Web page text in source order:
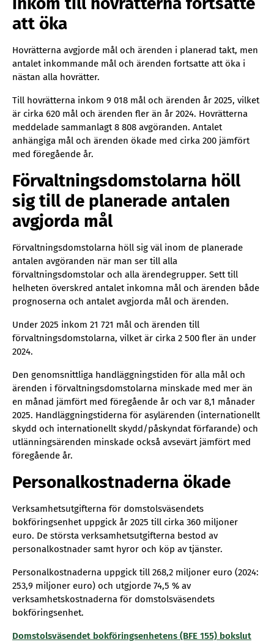
att öka
Hovrätterna avgjorde mål och ärenden i planerad takt, men
antalet inkommande mål och ärenden fortsatte att öka i
nästan alla hovrätter.
Till hovrätterna inkom 9 018 mål och ärenden år 2025, vilket
är cirka 620 mål och ärenden fler än år 2024. Hovrätterna
meddelade sammanlagt 8 808 avgöranden. Antalet
anhängiga mål och ärenden ökade med cirka 200 jämfört
med föregående år.
Förvaltningsdomstolarna höll
sig till de planerade antalen
avgjorda mål
Förvaltningsdomstolarna höll sig väl inom de planerade
antalen avgöranden när man ser till alla
förvaltningsdomstolar och alla ärendegrupper. Sett till
helheten överskred antalet inkomna mål och ärenden både
prognoserna och antalet avgjorda mål och ärenden.
Under 2025 inkom 21 721 mål och ärenden till
förvaltningsdomstolarna, vilket är cirka 2 500 fler än under
2024.
Den genomsnittliga handläggningstiden för alla mål och
ärenden i förvaltningsdomstolarna minskade med mer än
en månad jämfört med föregående år och var 8,1 månader
2025. Handläggningstiderna för asylärenden (internationellt
skydd och internationellt skydd/påskyndat förfarande) och
utlänningsärenden minskade också avsevärt jämfört med
föregående år.
Personalkostnaderna ökade
Verksamhetsutgifterna för domstolsväsendets
bokföringsenhet uppgick år 2025 till cirka 360 miljoner
euro. De största verksamhetsutgifterna bestod av
personalkostnader samt hyror och köp av tjänster.
Personalkostnaderna uppgick till 268,2 miljoner euro (2024:
253,9 miljoner euro) och utgjorde 74,5 % av
verksamhetskostnaderna för domstolsväsendets
bokföringsenhet.
Domstolsväsendet bokföringsenhetens (BFE 155) bokslut